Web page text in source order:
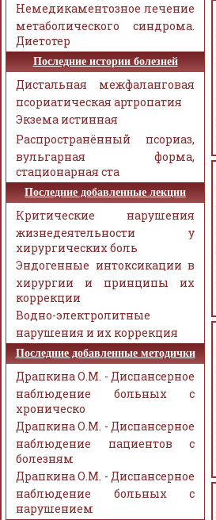
Немедикаментозное лечение
метаболического синдрома.
Диетотер
Последние истории болезней
Дистальная межфаланговая
псориатическая артропатия
Экзема истинная
Распространённый псориаз,
вульгарная форма,
стационарная ста
Последние добавленные лекции
Критические нарушения
жизнедеятельности у
хирургических боль
Эндогенные интоксикации в
хирургии и принципы их
коррекции
Водно-электролитные
нарушения и их коррекция
Последние добавленные методички
Драпкина О.М. - Диспансерное
наблюдение больных с
хроническо
Драпкина О.М. - Диспансерное
наблюдение пациентов с
болезням
Драпкина О.М. - Диспансерное
наблюдение больных с
нарушением